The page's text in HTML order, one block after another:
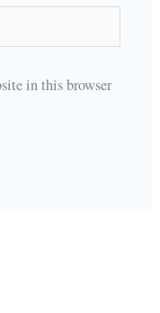
in this browser